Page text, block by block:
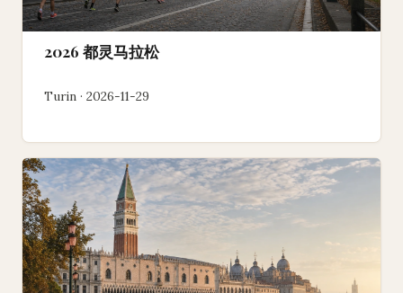
2026 都灵马拉松
Turin · 2026-11-29